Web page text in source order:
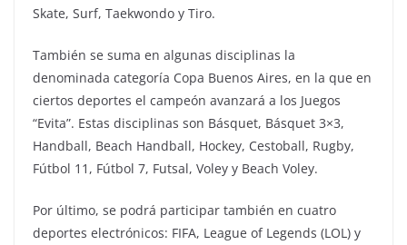
Skate, Surf, Taekwondo y Tiro.
También se suma en algunas disciplinas la
denominada categoría Copa Buenos Aires, en la que en
ciertos deportes el campeón avanzará a los Juegos
“Evita”. Estas disciplinas son Básquet, Básquet 3×3,
Handball, Beach Handball, Hockey, Cestoball, Rugby,
Fútbol 11, Fútbol 7, Futsal, Voley y Beach Voley.
Por último, se podrá participar también en cuatro
deportes electrónicos: FIFA, League of Legends (LOL) y